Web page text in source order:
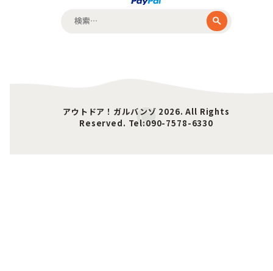
アウトドア！ガルバンゾ 2026. All Rights
Reserved. Tel:090-7578-6330